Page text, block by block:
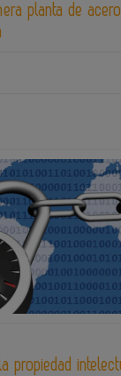
planta de
propiedad